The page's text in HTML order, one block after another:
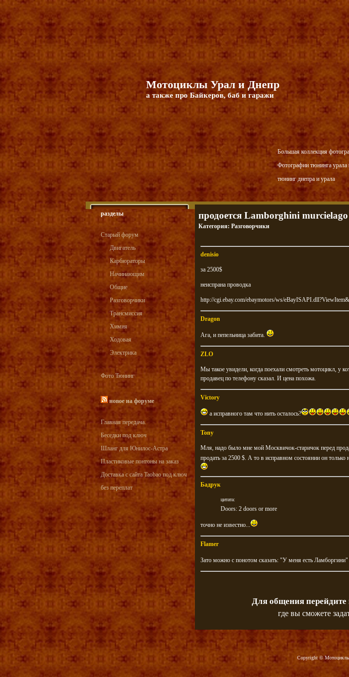
Мотоциклы Урал и Днепр
а также про Байкеров, баб и гаражи
Большая коллекция
Фотографии тюнинга урала
тюнинг днепра и урала
разделы
Старый форум
Двигатель
Карбюраторы
Начинающим
Общие
Разговорчики
Трансмиссия
Химия
Ходовая
Электрика
Фото Тюнинг
новое на форуме
Главная передача.
Беседки под ключ
Шланг для Юнилос-Астра
Пластиковые понтоны на заказ
Доставка с сайта Taobao под ключ
без переплат
продоется Lamborghini murcielago
Категория: Разговорчики
denisio
за 2500$
неиспрана проводка
http://cgi.ebay.com/ebaymotors/ws/
Dragon
Ага, и пепельница забита.
ZLO
Мы такое увидели, когда поехали смотреть мотоцикл, у
продавец по телефону сказал. И цена похожа.
Victory
а исправного там что нить осталось?
Tony
Мля, надо было мне мой Москвичок-старичок перед
продать за 2500 $. А то в исправном состоянии он только
Бадрук
цитата:
Doors: 2 doors or more
точно не известно...
Flamer
Зато можно с понотом сказать: "У меня есть Ламборгини"
Для общения
где вы сможете
Copyright ©